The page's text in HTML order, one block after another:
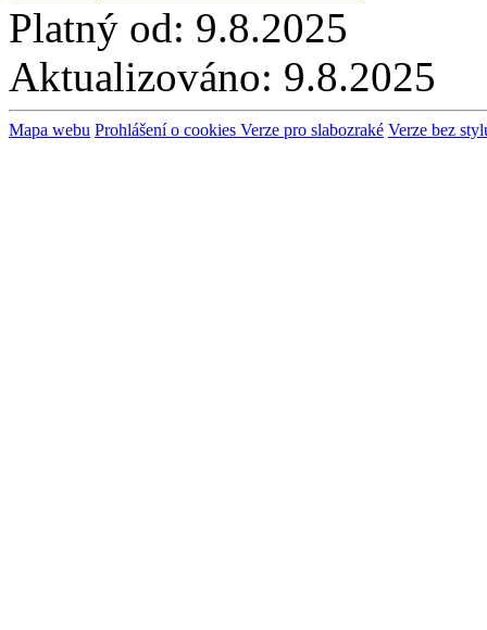
Platný od: 9.8.2025
Aktualizováno: 9.8.2025
Mapa webu Prohlášení o cookies Verze pro slabozraké Verze bez